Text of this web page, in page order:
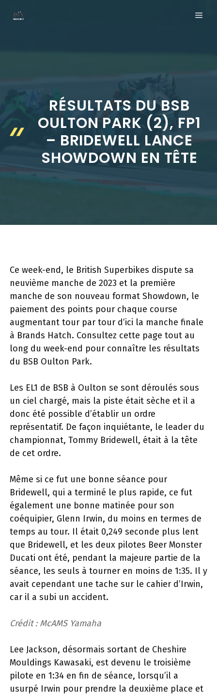
RÉSULTATS DU BSB
OULTON PARK (2), FP1
– BRIDEWELL LANCE
SHOWDOWN EN TÊTE
Ce week-end, le British Superbikes dispute sa
neuvième manche de 2023 et la première
manche de son nouveau format Showdown, le
paiement des points pour chaque course
augmentant tour par tour d’ici la manche finale
à Brands Hatch. Consultez cette page tout au
long du week-end pour connaître les résultats
du BSB Oulton Park.
Les EL1 de BSB à Oulton se sont déroulés sous
un ciel chargé, mais la piste était sèche et il a
donc été possible d’établir un ordre
représentatif. De façon inquiétante, le leader du
championnat, Tommy Bridewell, était à la tête
de cet ordre.
Même si ce fut une bonne séance pour
Bridewell, qui a terminé le plus rapide, ce fut
également une bonne matinée pour son
coéquipier, Glenn Irwin, du moins en termes de
temps au tour. Il était 0,249 seconde plus lent
que Bridewell, et les deux pilotes Beer Monster
Ducati ont été, pendant la majeure partie de la
séance, les seuls à tourner en moins de 1:35. Il y
avait cependant une tache sur le cahier d’Irwin,
car il a subi un accident.
Crédit : McAMS Yamaha
Lee Jackson, désormais sortant de Cheshire
Mouldings Kawasaki, est devenu le troisième
pilote en 1:34 en fin de séance, lorsqu’il a
usurpé Irwin pour prendre la deuxième place et